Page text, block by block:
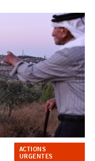
ACTIONS
URGENTES